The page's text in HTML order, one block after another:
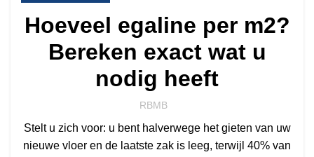
Hoeveel egaline per m2?
Bereken exact wat u
nodig heeft
RBMB
Stelt u zich voor: u bent halverwege het gieten van uw
nieuwe vloer en de laatste zak is leeg, terwijl 40% van